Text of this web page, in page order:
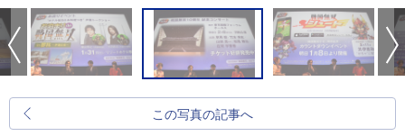
この写真の記事へ